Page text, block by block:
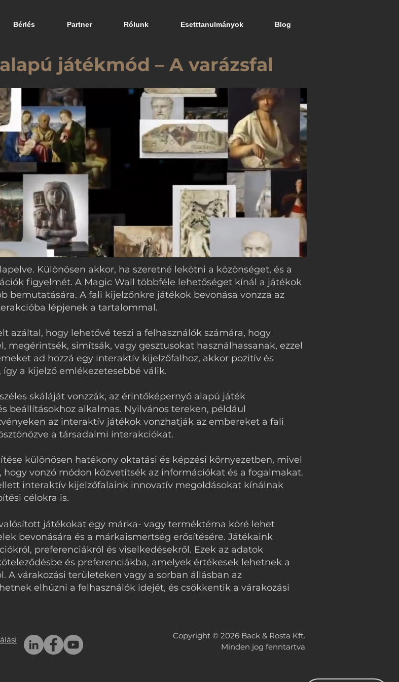
Bérlés Partner Rólunk Esetttanulmányok Blog
játékmód – A varázsfal
Különösen akkor, ha szeretné lekötni a közönséget, és a
figyelmét. A Magic Wall többféle lehetőséget kínál a játékok
bemutatására. A fali kijelzőnkre játékok bevonása vonzza az
lépjenek a tartalommal.
azáltal, hogy lehetővé teszi a felhasználók számára, hogy
simítsák, vagy gesztusokat használhassanak, ezzel
ad hozzá egy interaktív kijelzőfalhoz, akkor pozitív és
a kijelző emlékezetesebbé válik.
skáláját vonzzák, az érintőképernyő alapú játék
beállításokhoz alkalmas. Nyilvános tereken, például
az interaktív játékok vonzhatják az embereket a fali
a társadalmi interakciókat.
különösen hatékony oktatási és képzési környezetben, mivel
vonzó módon közvetítsék az információkat és a fogalmakat.
interaktív kijelzőfalaink innovatív megoldásokat kínálnak
célokra is.
játékokat egy márka- vagy terméktéma köré lehet
bevonására és a márkaismertség erősítésére. Játékaink
preferenciákról és viselkedésekről. Ezek az adatok
és preferenciákba, amelyek értékesek lehetnek a
várakozási területeken vagy a sorban állásban az
elhúzni a felhasználók idejét, és csökkentik a várakozási
Copyright © 2026 Back & Rosta Kft.
Minden jog fenntartva